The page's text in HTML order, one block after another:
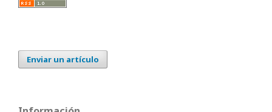
Enviar un artículo